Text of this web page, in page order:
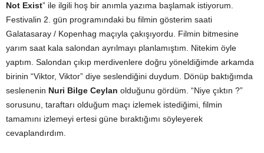
Not Exist” ile ilgili hoş bir anımla yazıma başlamak istiyorum.
Festivalin 2. gün programındaki bu filmin gösterim saati
Galatasaray / Kopenhag maçıyla çakışıyordu. Filmin bitmesine
yarım saat kala salondan ayrılmayı planlamıştım. Nitekim öyle
yaptım. Salondan çıkıp merdivenlere doğru yöneldiğimde arkamda
birinin “Viktor, Viktor” diye seslendiğini duydum. Dönüp baktığımda
seslenenin Nuri Bilge Ceylan olduğunu gördüm. “Niye çıktın ?”
sorusunu, taraftarı olduğum maçı izlemek istediğimi, filmin
tamamını izlemeyi ertesi güne bıraktığımı söyleyerek
cevaplandırdım.